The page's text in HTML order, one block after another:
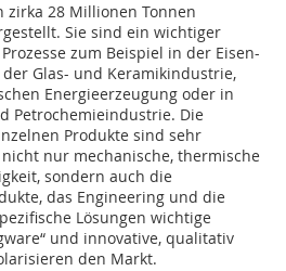
28 Millionen Tonnen
Sie sind ein wichtiger
zum Beispiel in der Eisen-
Glas- und Keramikindustrie,
Energieerzeugung oder in
Petrochemieindustrie. Die
Produkte sind sehr
nur mechanische, thermische
sondern auch die
das Engineering und die
Lösungen wichtige
und innovative, qualitativ
den Markt.